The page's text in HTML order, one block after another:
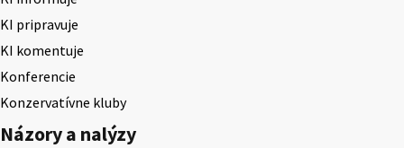
KI pripravuje
KI komentuje
Konferencie
Konzervatívne kluby
Názory a nalýzy